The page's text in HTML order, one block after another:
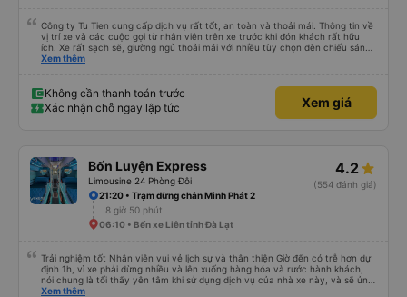
Công ty Tu Tien cung cấp dịch vụ rất tốt, an toàn và thoải mái. Thông tin về
vị trí xe và các cuộc gọi từ nhân viên trên xe trước khi đón khách rất hữu
ích. Xe rất sạch sẽ, giường ngủ thoải mái với nhiều tùy chọn đèn chiếu sáng
và cổng USB được đặt ở vị trí thuận tiện. Nhân viên rất lịch sự và xe đến
Xem thêm
Không cần thanh toán trước
Xác nhận chỗ ngay lập tức
Xem giá
Bốn Luyện Express
Limousine 24 Phòng Đôi
4.2
(554 đánh giá)
21:20 • Trạm dừng chân Minh Phát 2
8 giờ 50 phút
06:10 • Bến xe Liên tỉnh Đà Lạt
Trải nghiệm tốt Nhân viên vui vẻ lịch sự và thân thiện Giờ đến có trễ hơn dự
định 1h, vì xe phải dừng nhiều và lên xuống hàng hóa và rước hành khách,
nói chung là tối thấy yên tâm khi sử dụng dịch vụ của nhà xe này, và sẽ ủng
hộ và giới thiệu cho người thân sử dụng dịch vụ của nhà xe này
Xem thêm